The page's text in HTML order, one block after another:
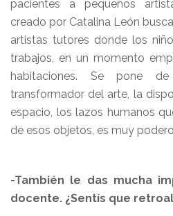
pacientes a pequeños
creado por Catalina León
artistas tutores donde los
trabajos, en un momento
habitaciones. Se pone
transformador del arte, la
espacio, los lazos humanos
de esos objetos, es muy
-También le das mucha
docente. ¿Sentís que